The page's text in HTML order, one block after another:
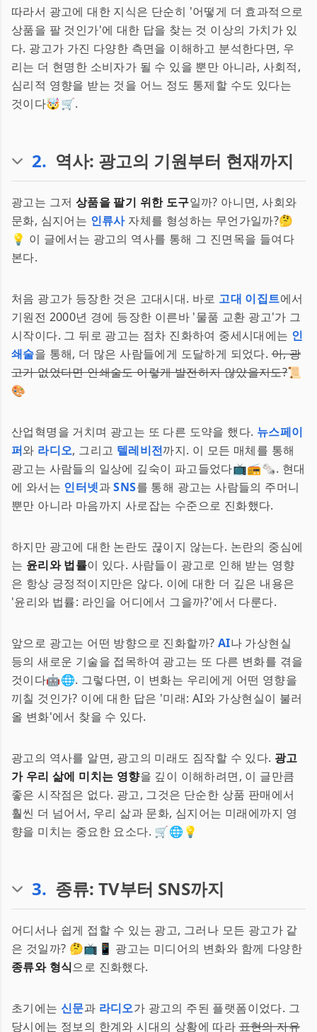
따라서 광고에 대한 지식은 단순히 '어떻게 더 효과적으로
상품을 팔 것인가'에 대한 답을 찾는 것 이상의 가치가 있
다. 광고가 가진 다양한 측면을 이해하고 분석한다면, 우
리는 더 현명한 소비자가 될 수 있을 뿐만 아니라, 사회적,
심리적 영향을 받는 것을 어느 정도 통제할 수도 있다는
것이다🤯🛒.
2. 역사: 광고의 기원부터 현재까지
광고는 그저 상품을 팔기 위한 도구일까? 아니면, 사회와
문화, 심지어는 인류사자체를 형성하는 무언가일까?🤔
💡 이 글에서는 광고의 역사를 통해 그 진면목을 들여다
본다.
처음 광고가 등장한 것은 고대시대. 바로 고대 이집트에서
기원전 2000년 경에 등장한 이른바 '물품 교환 광고'가 그
시작이다. 그 뒤로 광고는 점차 진화하여 중세시대에는 인
쇄술을 통해, 더 많은 사람들에게 도달하게 되었다.아, 광
고가 없었다면 인쇄술도 이렇게 발전하지 않았을지도?📜
🎨
산업혁명을 거치며 광고는 또 다른 도약을 했다. 뉴스페이
퍼와 라디오, 그리고 텔레비전까지. 이 모든 매체를 통해
광고는 사람들의 일상에 깊숙이 파고들었다📺📻🗞️. 현대
에 와서는 인터넷과SNS를 통해 광고는 사람들의 주머니
뿐만 아니라 마음까지 사로잡는 수준으로 진화했다.
하지만 광고에 대한 논란도 끊이지 않는다. 논란의 중심에
는 윤리와 법률이 있다. 사람들이 광고로 인해 받는 영향
은 항상 긍정적이지만은 않다. 이에 대한 더 깊은 내용은
'윤리와 법률: 라인을 어디에서 그을까?'에서 다룬다.
앞으로 광고는 어떤 방향으로 진화할까? AI나 가상현실
등의 새로운 기술을 접목하여 광고는 또 다른 변화를 겪을
것이다🤖🌐. 그렇다면, 이 변화는 우리에게 어떤 영향을
끼칠 것인가? 이에 대한 답은 '미래: AI와 가상현실이 불러
올 변화'에서 찾을 수 있다.
광고의 역사를 알면, 광고의 미래도 짐작할 수 있다. 광고
가 우리 삶에 미치는 영향을 깊이 이해하려면, 이 글만큼
좋은 시작점은 없다. 광고, 그것은 단순한 상품 판매에서
훨씬 더 넘어서, 우리 삶과 문화, 심지어는 미래에까지 영
향을 미치는 중요한 요소다. 🛒🌐💡
3. 종류: TV부터 SNS까지
어디서나 쉽게 접할 수 있는 광고, 그러나 모든 광고가 같
은 것일까? 🤔📺📱 광고는 미디어의 변화와 함께 다양한
종류와 형식으로 진화했다.
초기에는 신문과 라디오가 광고의 주된 플랫폼이었다. 그
당시에는 정보의 한계와 시대의 상황에 따라표현의 자유